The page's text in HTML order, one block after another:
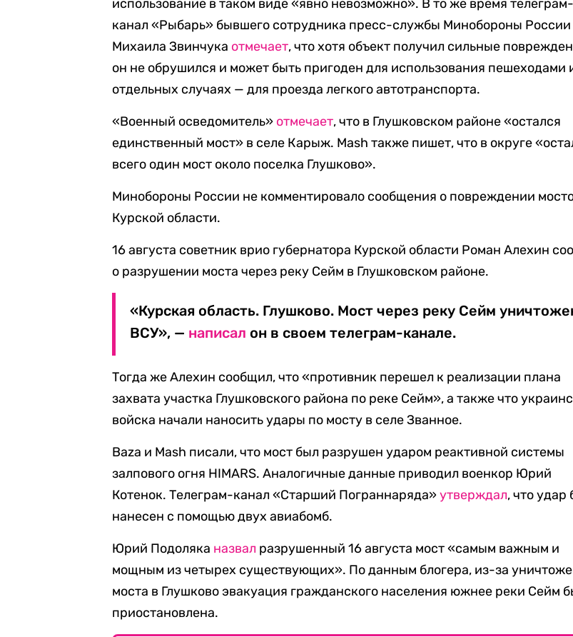
использование в таком виде «явно невозможно». В то же время телеграм-
канал «Рыбарь» бывшего сотрудника пресс-службы Минобороны России
Михаила Звинчука отмечает, что хотя объект получил сильные
он не обрушился и может быть пригоден для использования пешеходами
отдельных случаях — для проезда легкого автотранспорта.
«Военный осведомитель» отмечает, что в Глушковском районе «остался
единственный мост» в селе Карыж. Mash также пишет, что в округе
всего один мост около поселка Глушково».
Минобороны России не комментировало сообщения о повреждении
Курской области.
16 августа советник врио губернатора Курской области Роман Алехин
о разрушении моста через реку Сейм в Глушковском районе.
«Курская область. Глушково. Мост через реку Сейм
ВСУ», — написал он в своем телеграм-канале.
Тогда же Алехин сообщил, что «противник перешел к реализации плана
захвата участка Глушковского района по реке Сейм», а также что
войска начали наносить удары по мосту в селе Званное.
Baza и Mash писали, что мост был разрушен ударом реактивной системы
залпового огня HIMARS. Аналогичные данные приводил военкор Юрий
Котенок. Телеграм-канал «Старший Пограннаряда»утверждал, что удар
нанесен с помощью двух авиабомб.
Юрий Подоляка назвал разрушенный 16 августа мост «самым важным и
мощным из четырех существующих». По данным блогера, из-за
моста в Глушково эвакуация гражданского населения южнее реки Сейм
приостановлена.